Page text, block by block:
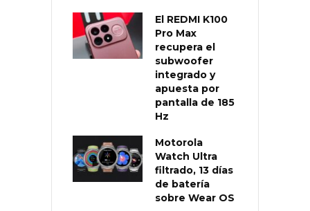
El REDMI K100
Pro Max
recupera el
subwoofer
integrado y
apuesta por
pantalla de 185
Hz
Motorola
Watch Ultra
filtrado, 13 días
de batería
sobre Wear OS